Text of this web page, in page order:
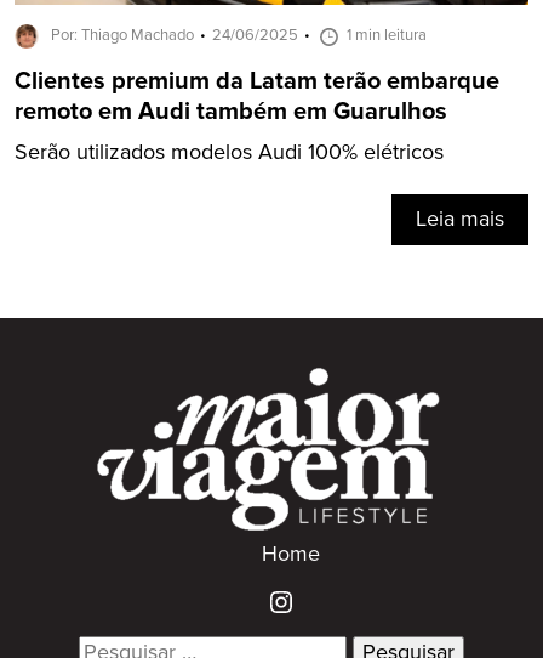
Por: Thiago Machado 24/06/2025 1 min leitura
Clientes premium da Latam terão embarque
remoto em Audi também em Guarulhos
Serão utilizados modelos Audi 100% elétricos
Leia mais
Home
Search